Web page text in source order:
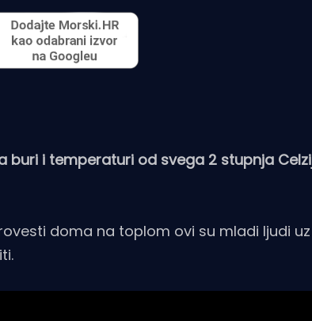
buri i temperaturi od svega 2 stupnja
doma na toplom ovi su mladi ljudi